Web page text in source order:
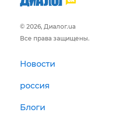
© 2026, Диалог.ua
Все права защищены.
Новости
россия
Блоги